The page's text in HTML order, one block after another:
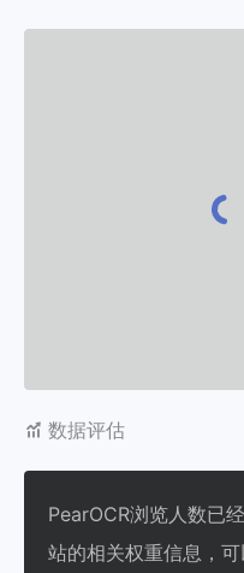
数据评估
PearOCR浏览人数已
站的相关权重信息，